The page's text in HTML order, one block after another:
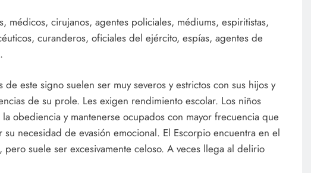
médicos, cirujanos, agentes policiales, médiums, espiritistas,
curanderos, oficiales del ejército, espías, agentes de
de este signo suelen ser muy severos y estrictos con sus hijos y
de su prole. Les exigen rendimiento escolar. Los niños
obediencia y mantenerse ocupados con mayor frecuencia que
necesidad de evasión emocional. El Escorpio encuentra en el
suele ser excesivamente celoso. A veces llega al delirio